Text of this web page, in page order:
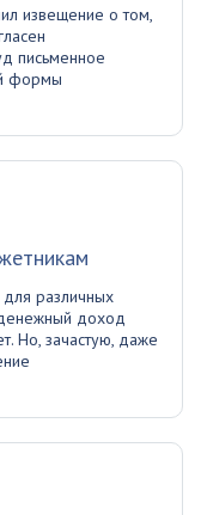
извещение о том,
письменное
формы
различных
доход
Но, зачастую, даже